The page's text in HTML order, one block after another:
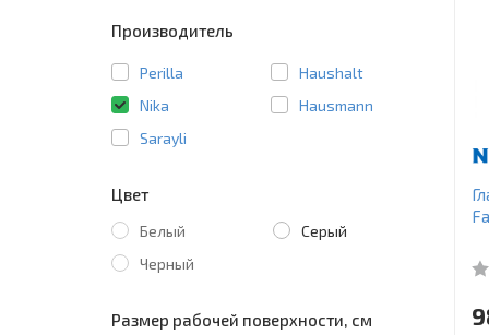
Производитель
Perilla
Haushalt
Nika
Hausmann
Sarayli
Цвет
Белый
Серый
Черный
Размер рабочей поверхности, см